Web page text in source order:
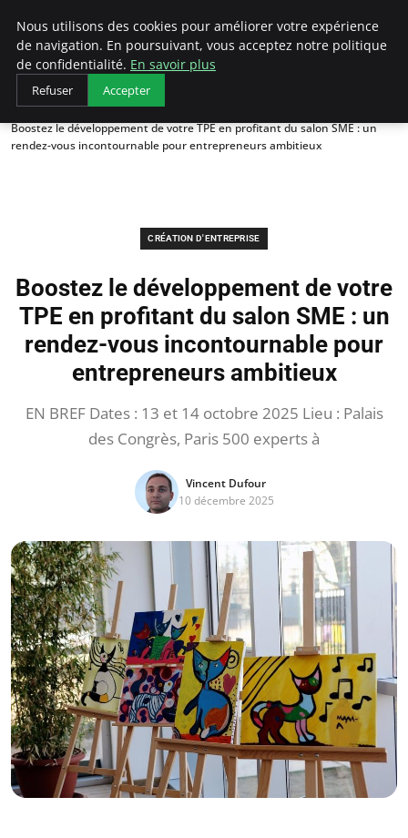
LECFCM
Accueil
Création d'entreprise
Boostez le développement de votre TPE en profitant du salon SME : un
rendez-vous incontournable pour entrepreneurs ambitieux
CRÉATION D'ENTREPRISE
Boostez le développement de votre
TPE en profitant du salon SME : un
rendez-vous incontournable pour
entrepreneurs ambitieux
EN BREF Dates : 13 et 14 octobre 2025 Lieu : Palais
des Congrès, Paris 500 experts à
Vincent Dufour
10 décembre 2025
Nous utilisons des cookies pour améliorer votre expérience
de navigation. En poursuivant, vous acceptez notre politique
de confidentialité. En savoir plus
Refuser Accepter